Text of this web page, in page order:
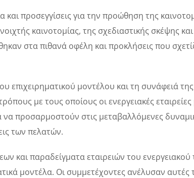
προσεγγίσεις για την προώθηση της
καινοτομίας, της σχεδιαστικής σκέψης
στα πιθανά οφέλη και προκλήσεις που
επιχειρηματικού μοντέλου και τη συνάφειά
με τους οποίους οι ενεργειακές
να προσαρμοστούν στις μεταβαλλόμενες
των πελατών.
και παραδείγματα εταιρειών του
μοντέλα. Οι συμμετέχοντες ανέλυσαν αυτές